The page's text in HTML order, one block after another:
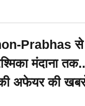
Prabhas से
मंदाना
अफेयर की